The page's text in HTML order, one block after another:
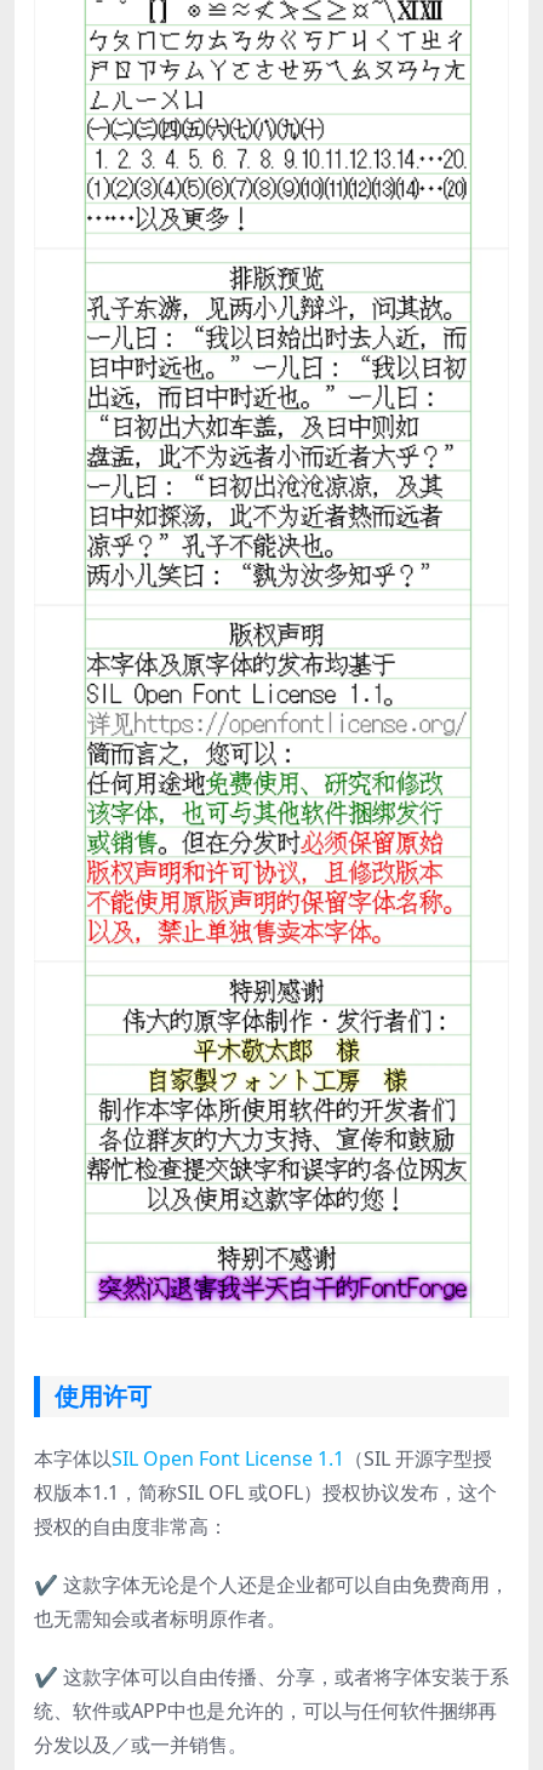
使用许可
本字体以SIL Open Font License 1.1 （SIL 开源字型授
权版本1.1，简称SIL OFL 或OFL）授权协议发布，这个
授权的自由度非常高：
✔ 这款字体无论是个人还是企业都可以自由免费商用，
也无需知会或者标明原作者。
✔ 这款字体可以自由传播、分享，或者将字体安装于系
统、软件或APP中也是允许的，可以与任何软件捆绑再
分发以及／或一并销售。